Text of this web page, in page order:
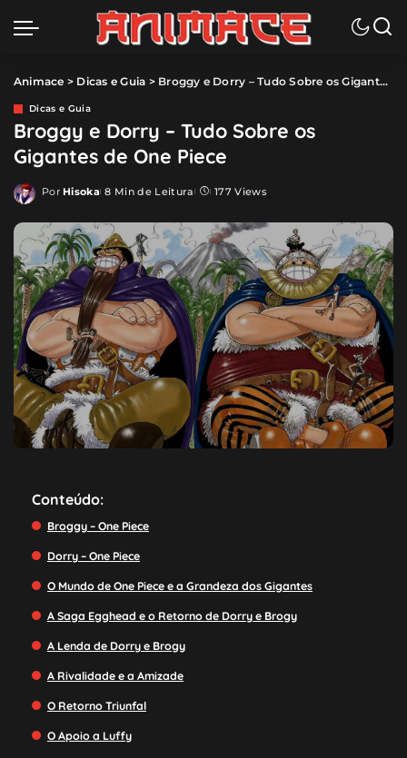
Animace > Dicas e Guia > Broggy e Dorry – Tudo Sobre os Gigantes de One Piece
Dicas e Guia
Broggy e Dorry – Tudo Sobre os
Gigantes de One Piece
Posted
Por Hisoka 8 Min de Leitura 177 Views
Conteúdo:
Broggy – One Piece
Dorry – One Piece
O Mundo de One Piece e a Grandeza dos Gigantes
A Saga Egghead e o Retorno de Dorry e Brogy
A Lenda de Dorry e Brogy
A Rivalidade e a Amizade
O Retorno Triunfal
O Apoio a Luffy